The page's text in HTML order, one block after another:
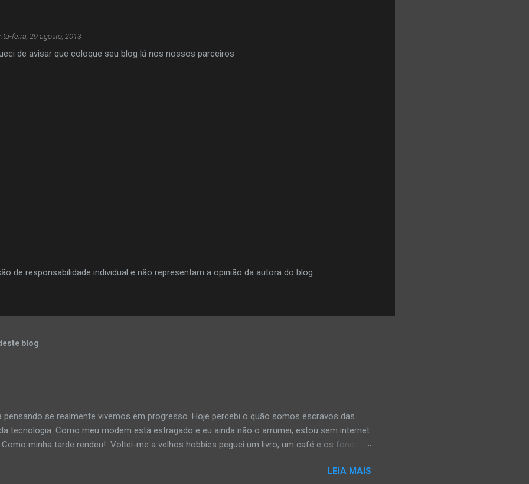
feira, 29 agosto, 2013
de avisar que coloque seu blog lá nos nossos parceiros
de responsabilidade individual e não representam a opinião da autora do blog.
blog
pensando se realmente vivemos em progresso. Hoje percebi o quão somos escravos das
tecnologia. Como meu modem está estragado e eu ainda não o arrumei, estou sem internet
minha tarde rendeu! Voltei-me a velhos hobbies peguei um livro, um café e os fones,
O interessante é que nem me dei conta do tempo passando, quando percebi, havia
LEIA MAIS